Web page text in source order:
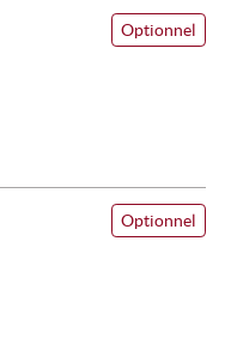
Optionnel
Optionnel